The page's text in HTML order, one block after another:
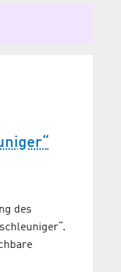
des